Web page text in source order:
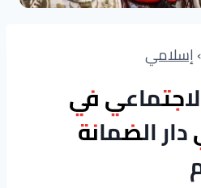
إسلامي
في
دار الضمانة